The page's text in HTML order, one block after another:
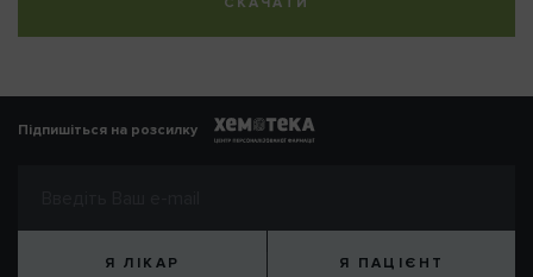
Підпишіться на розсилку
Я ЛІКАР Я ПАЦІЄНТ